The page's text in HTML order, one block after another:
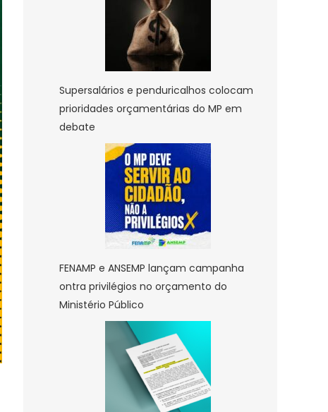
Supersalários e penduricalhos colocam
prioridades orçamentárias do MP em
debate
FENAMP e ANSEMP lançam campanha
ontra privilégios no orçamento do
Ministério Público